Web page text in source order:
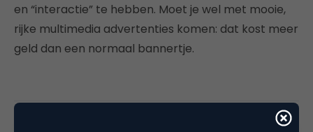
en “interactie” te hebben. Moet je wel met mooie,
rijke multimedia advertenties komen: dat kost meer
geld dan een normaal bannertje.